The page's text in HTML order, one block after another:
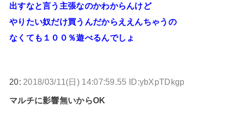
出すなと言う主張なのかわからんけど
やりたい奴だけ買うんだからええんちゃうの
なくても１００％遊べるんでしょ
20: 2018/03/11(日) 14:07:59.55 ID:ybXpTDkgp
マルチに影響無いからOK